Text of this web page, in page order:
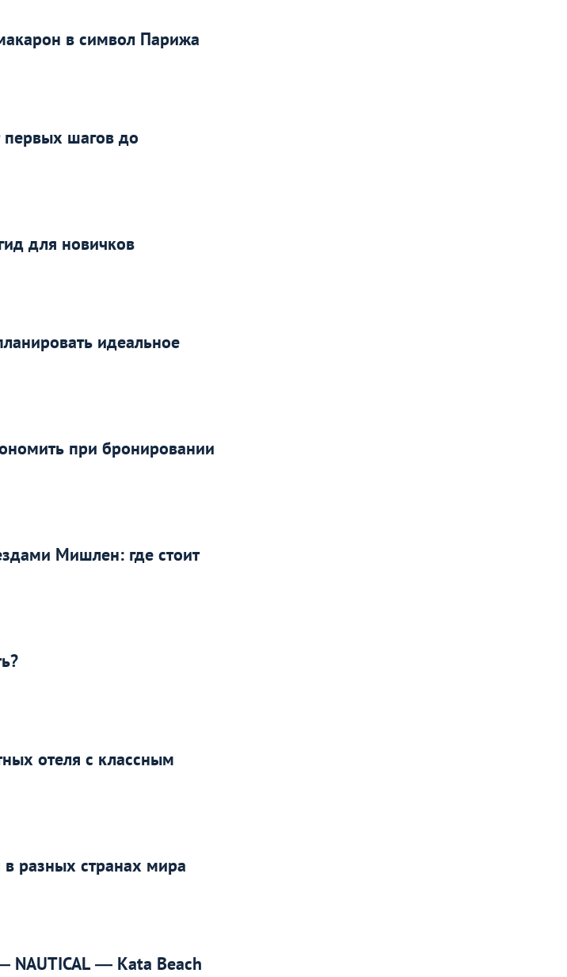
в символ Парижа
первых шагов до
для новичков
идеальное
при бронировании
Мишлен: где стоит
отеля с классным
разных странах мира
NAUTICAL — Kata Beach